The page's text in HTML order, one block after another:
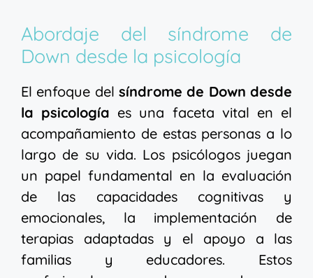
Abordaje del síndrome de
Down desde la psicología
El enfoque del síndrome de Down desde
la psicología es una faceta vital en el
acompañamiento de estas personas a lo
largo de su vida. Los psicólogos juegan
un papel fundamental en la evaluación
de las capacidades cognitivas y
emocionales, la implementación de
terapias adaptadas y el apoyo a las
familias y educadores. Estos